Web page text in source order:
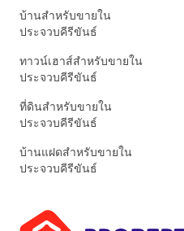
บ้านสำหรับขายใน
ประจวบคีรีขันธ์
ทาวน์เฮาส์สำหรับขายใน
ประจวบคีรีขันธ์
ที่ดินสำหรับขายใน
ประจวบคีรีขันธ์
บ้านแฝดสำหรับขายใน
ประจวบคีรีขันธ์